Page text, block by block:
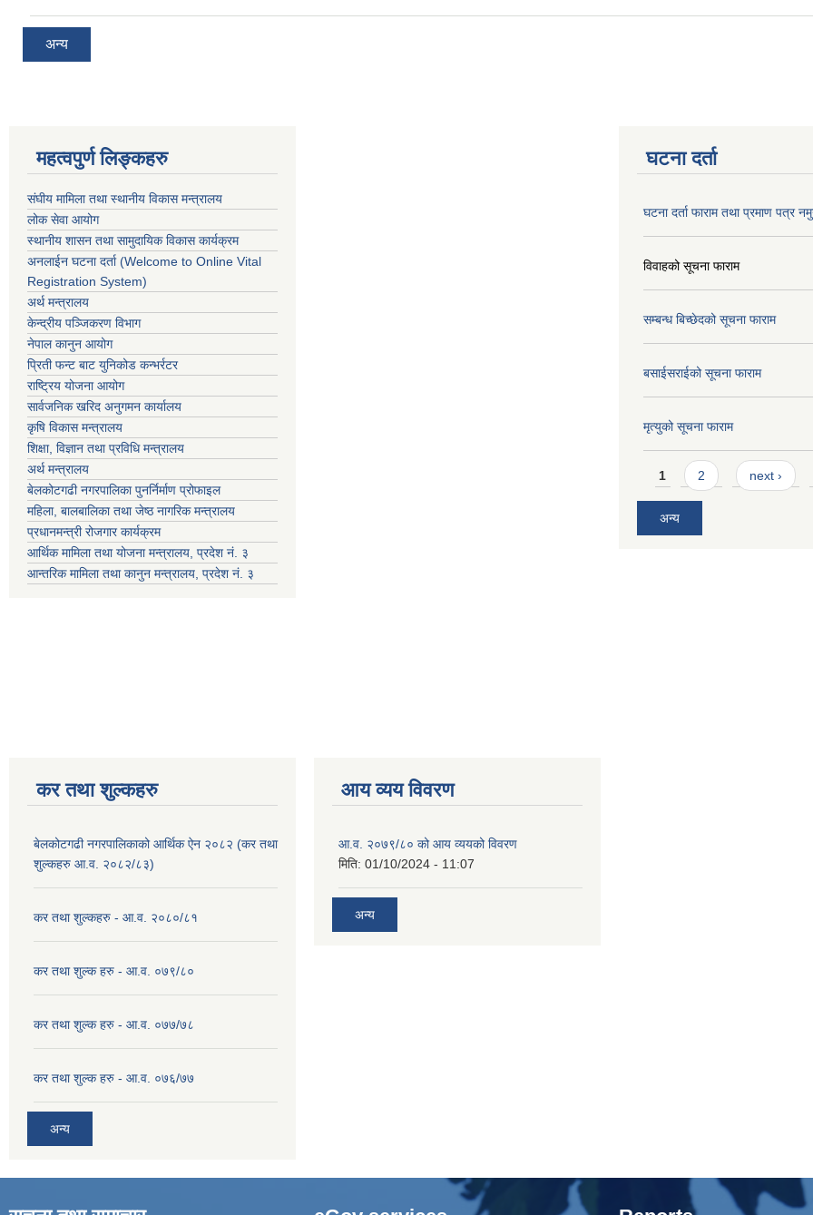
अन्य
महत्वपुर्ण लिङ्कहरु
संघीय मामिला तथा स्थानीय विकास मन्त्रालय
लोक सेवा आयोग
स्थानीय शासन तथा सामुदायिक विकास कार्यक्रम
अनलाईन घटना दर्ता (Welcome to Online Vital
Registration System)
अर्थ मन्त्रालय
केन्द्रीय पञ्जिकरण विभाग
नेपाल कानुन आयोग
प्रिती फन्ट बाट युनिकोड कन्भर्रटर
राष्ट्रिय योजना आयोग
सार्वजनिक खरिद अनुगमन कार्यालय
कृषि विकास मन्त्रालय
शिक्षा, विज्ञान तथा प्रविधि मन्त्रालय
अर्थ मन्त्रालय
बेलकोटगढी नगरपालिका पुनर्निर्माण प्रोफाइल
महिला, बालबालिका तथा जेष्ठ नागरिक मन्त्रालय
प्रधानमन्त्री रोजगार कार्यक्रम
आर्थिक मामिला तथा योजना मन्त्रालय, प्रदेश नं. ३
आन्तरिक मामिला तथा कानुन मन्त्रालय, प्रदेश नं. ३
घटना दर्ता
घटना दर्ता फाराम तथा प्रमाण पत्र
विवाहको सूचना फाराम
सम्बन्ध बिच्छेदको सूचना फाराम
बसाईसराईको सूचना फाराम
मृत्युको सूचना फाराम
Pages
1 2 next ›
अन्य
कर तथा शुल्कहरु
बेलकोटगढी नगरपालिकाको आर्थिक ऐन २०८२ (कर तथा
शुल्कहरु आ.व. २०८२/८३)
कर तथा शुल्कहरु - आ.व. २०८०/८१
कर तथा शुल्क हरु - आ.व. ०७९/८०
कर तथा शुल्क हरु - आ.व. ०७७/७८
कर तथा शुल्क हरु - आ.व. ०७६/७७
अन्य
आय व्यय विवरण
आ.व. २०७९/८० को आय व्ययको विवरण
मिति: 01/10/2024 - 11:07
अन्य